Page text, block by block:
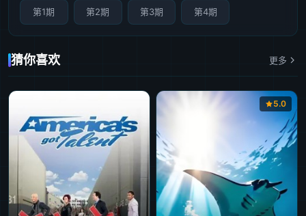
第1期 第2期 第3期 第4期
猜你喜欢 更多
5.0